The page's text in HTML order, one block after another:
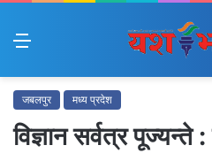
Menu
जबलपुर मध्य प्रदेश
विज्ञान सर्वत्र